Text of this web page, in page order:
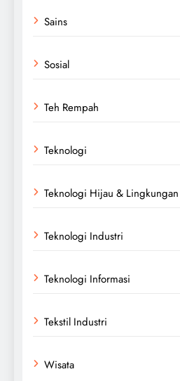
Sains
Sosial
Teh Rempah
Teknologi
Teknologi Hijau & Lingkungan
Teknologi Industri
Teknologi Informasi
Tekstil Industri
Wisata